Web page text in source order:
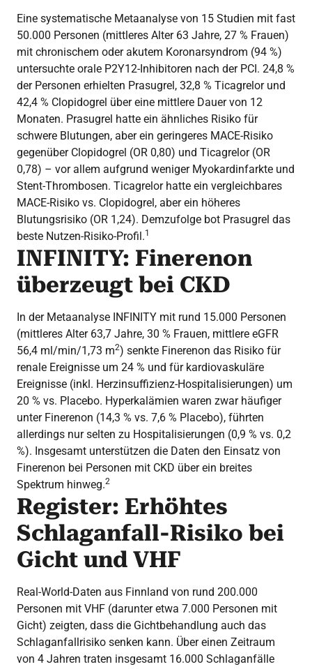
Eine systematische Metaanalyse von 15 Studien mit fast
50.000 Personen (mittleres Alter 63 Jahre, 27 % Frauen)
mit chronischem oder akutem Koronarsyndrom (94 %)
untersuchte orale P2Y12-Inhibitoren nach der PCI. 24,8 %
der Personen erhielten Prasugrel, 32,8 % Ticagrelor und
42,4 % Clopidogrel über eine mittlere Dauer von 12
Monaten. Prasugrel hatte ein ähnliches Risiko für
schwere Blutungen, aber ein geringeres MACE-Risiko
gegenüber Clopidogrel (OR 0,80) und Ticagrelor (OR
0,78) – vor allem aufgrund weniger Myokardinfarkte und
Stent-Thrombosen. Ticagrelor hatte ein vergleichbares
MACE-Risiko vs. Clopidogrel, aber ein höheres
Blutungsrisiko (OR 1,24). Demzufolge bot Prasugrel das
beste Nutzen-Risiko-Profil.1
INFINITY: Finerenon
überzeugt bei CKD
In der Metaanalyse INFINITY mit rund 15.000 Personen
(mittleres Alter 63,7 Jahre, 30 % Frauen, mittlere eGFR
56,4 ml/min/1,73 m2) senkte Finerenon das Risiko für
renale Ereignisse um 24 % und für kardiovaskuläre
Ereignisse (inkl. Herzinsuffizienz-Hospitalisierungen) um
20 % vs. Placebo. Hyperkalämien waren zwar häufiger
unter Finerenon (14,3 % vs. 7,6 % Placebo), führten
allerdings nur selten zu Hospitalisierungen (0,9 % vs. 0,2
%). Insgesamt unterstützen die Daten den Einsatz von
Finerenon bei Personen mit CKD über ein breites
Spektrum hinweg.2
Register: Erhöhtes
Schlaganfall-Risiko bei
Gicht und VHF
Real-World-Daten aus Finnland von rund 200.000
Personen mit VHF (darunter etwa 7.000 Personen mit
Gicht) zeigten, dass die Gichtbehandlung auch das
Schlaganfallrisiko senken kann. Über einen Zeitraum
von 4 Jahren traten insgesamt 16.000 Schlaganfälle